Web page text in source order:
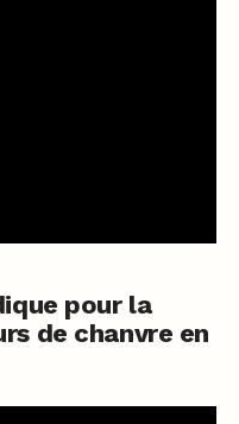
pour la
de chanvre en